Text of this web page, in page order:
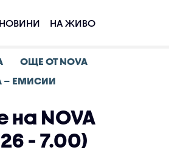
НОВИНИ НА ЖИВО
ОЩЕ ОТ NOVA
– ЕМИСИИ
на NOVA
- 7.00)